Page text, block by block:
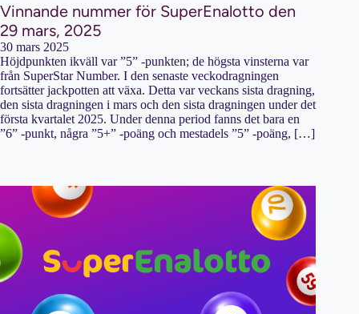
Vinnande nummer för SuperEnalotto den
29 mars, 2025
30 mars 2025
Höjdpunkten ikväll var ”5” -punkten; de högsta vinsterna var
från SuperStar Number. I den senaste veckodragningen
fortsätter jackpotten att växa. Detta var veckans sista dragning,
den sista dragningen i mars och den sista dragningen under det
första kvartalet 2025. Under denna period fanns det bara en
”6” -punkt, några ”5+” -poäng och mestadels ”5” -poäng, […]